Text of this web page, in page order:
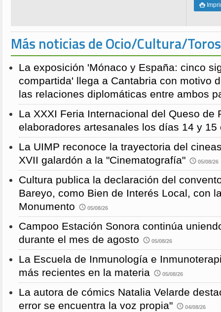

Más noticias de Ocio/Cultura/Toros
La exposición 'Mónaco y España: cinco
compartida' llega a Cantabria con motivo
las relaciones diplomáticas entre ambos
La XXXI Feria Internacional del Queso de
elaboradores artesanales los días 14 y 15
La UIMP reconoce la trayectoria del
XVII galardón a la "Cinematografía"
05/08/26
Cultura publica la declaración del
Bareyo, como Bien de Interés Local, con
Monumento
05/08/26
Campoo Estación Sonora continúa
durante el mes de agosto
05/08/26
La Escuela de Inmunología e
más recientes en la materia
05/08/26
La autora de cómics Natalia Velarde
error se encuentra la voz propia"
04/08/26